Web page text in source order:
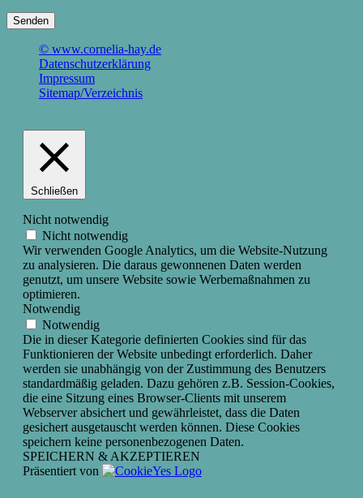
Feld
© www.cornelia-hay.de
Datenschutzerklärung
Impressum
Sitemap/Verzeichnis
Schließen
Nicht notwendig
Nicht notwendig
Wir verwenden Google Analytics, um die Website-Nutzung
zu analysieren. Die daraus gewonnenen Daten werden
genutzt, um unsere Website sowie Werbemaßnahmen zu
optimieren.
Notwendig
Notwendig
Die in dieser Kategorie definierten Cookies sind für das
Funktionieren der Website unbedingt erforderlich. Daher
werden sie unabhängig von der Zustimmung des Benutzers
standardmäßig geladen. Dazu gehören z.B. Session-Cookies,
die eine Sitzung eines Browser-Clients mit unserem
Webserver absichert und gewährleistet, dass die Daten
gesichert ausgetauscht werden können. Diese Cookies
speichern keine personenbezogenen Daten.
SPEICHERN & AKZEPTIEREN
Präsentiert von